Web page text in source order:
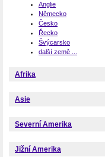
Anglie
Německo
Česko
Řecko
Švýcarsko
další země ...
Afrika
Asie
Severní Amerika
Jižní Amerika